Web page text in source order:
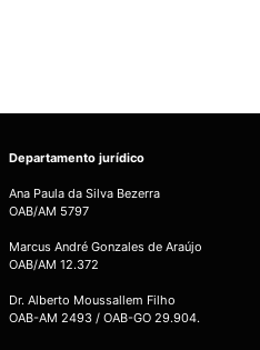
Departamento jurídico
Ana Paula da Silva Bezerra
OAB/AM 5797
Marcus André Gonzales de Araújo
OAB/AM 12.372
Dr. Alberto Moussallem Filho
OAB-AM 2493 / OAB-GO 29.904.